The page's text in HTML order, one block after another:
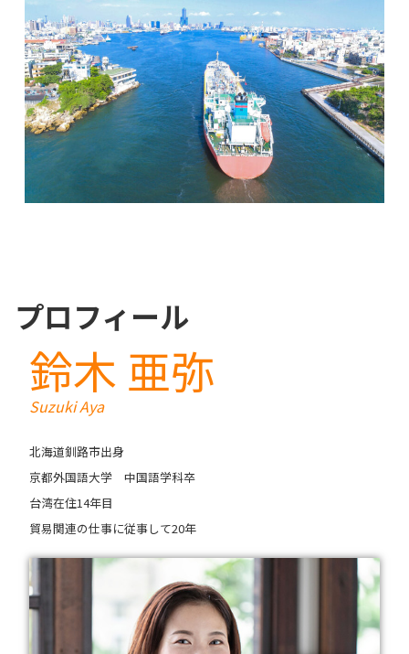
プロフィール
鈴木 亜弥
Suzuki Aya
北海道釧路市出身
京都外国語大学 中国語学科卒
台湾在住14年目
貿易関連の仕事に従事して20年